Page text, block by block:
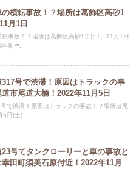
横転事故！？場所は葛飾区高砂1
月1日
事故！？場所は葛飾区高砂1丁目1、11月1日
奥戸...
317号で渋滞！原因はトラックの事
市尾道大橋！2022年11月5日
号で渋滞！原因はトラックの事故！？場所は尾
日(土) ...
23号てタンクローリーと車の事故と
田町須美石原付近！2022年11月